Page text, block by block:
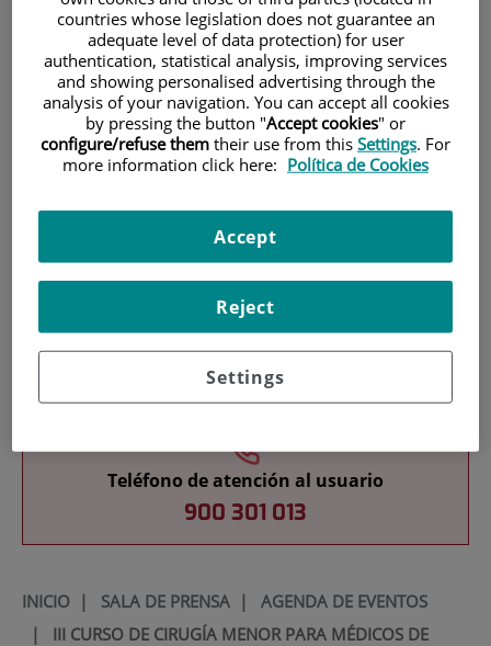
Investigación
Teléfono de atención al usuario
900 301 013
INICIO| SALA DE PRENSA| AGENDA DE EVENTOS
| III CURSO DE CIRUGÍA MENOR PARA MÉDICOS DE
countries whose legislation does not guarantee an
adequate level of data protection) for user
authentication, statistical analysis, improving services
and showing personalised advertising through the
analysis of your navigation. You can accept all cookies
by pressing the button "Accept cookies" or
configure/refuse them their use from this Settings. For
more information click here: Política de Cookies
Settings
Reject
Accept